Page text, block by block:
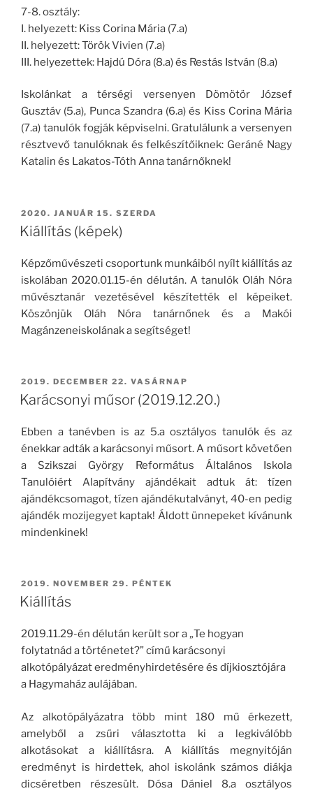
7-8. osztály:
I. helyezett: Kiss Corina Mária (7.a)
II. helyezett: Török Vivien (7.a)
III. helyezettek: Hajdú Dóra (8.a) és Restás István (8.a)
Iskolánkat a térségi versenyen Dömötör József
Gusztáv (5.a), Punca Szandra (6.a) és Kiss Corina Mária
(7.a) tanulók fogják képviselni. Gratulálunk a versenyen
résztvevő tanulóknak és felkészítőiknek: Geráné Nagy
Katalin és Lakatos-Tóth Anna tanárnőknek!
BEKÜLDVE:
2020. JANUÁR 15. SZERDA
Kiállítás (képek)
Képzőművészeti csoportunk munkáiból nyílt kiállítás az
iskolában 2020.01.15-én délután. A tanulók Oláh Nóra
művésztanár vezetésével készítették el képeiket.
Köszönjük Oláh Nóra tanárnőnek és a Makói
Magánzeneiskolának a segítséget!
BEKÜLDVE:
2019. DECEMBER 22. VASÁRNAP
Karácsonyi műsor (2019.12.20.)
Ebben a tanévben is az 5.a osztályos tanulók és az
énekkar adták a karácsonyi műsort. A műsort követően
a Szikszai György Református Általános Iskola
Tanulóiért Alapítvány ajándékait adtuk át: tízen
ajándékcsomagot, tízen ajándékutalványt, 40-en pedig
ajándék mozijegyet kaptak! Áldott ünnepeket kívánunk
mindenkinek!
BEKÜLDVE:
2019. NOVEMBER 29. PÉNTEK
Kiállítás
2019.11.29-én délután került sor a „Te hogyan
folytatnád a történetet?” című karácsonyi
alkotópályázat eredményhirdetésére és díjkiosztójára
a Hagymaház aulájában.
Az alkotópályázatra több mint 180 mű érkezett,
amelyből a zsűri választotta ki a legkiválóbb
alkotásokat a kiállításra. A kiállítás megnyitóján
eredményt is hirdettek, ahol iskolánk számos diákja
dicséretben részesült. Dósa Dániel 8.a osztályos